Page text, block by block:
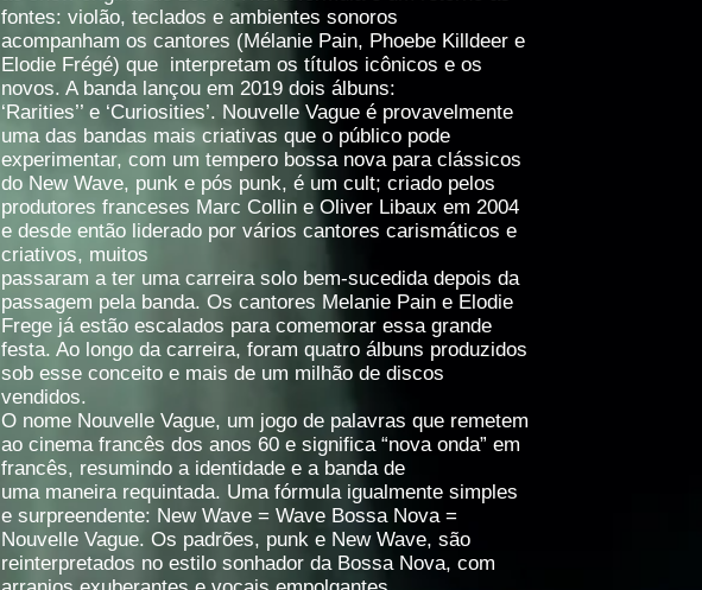
fontes: violão, teclados e ambientes sonoros
acompanham os cantores (Mélanie Pain, Phoebe Killdeer e
Elodie Frégé) que interpretam os títulos icônicos e os
novos. A banda lançou em 2019 dois álbuns:
‘Rarities’’ e ‘Curiosities’. Nouvelle Vague é provavelmente
uma das bandas mais criativas que o público pode
experimentar, com um tempero bossa nova para clássicos
do New Wave, punk e pós punk, é um cult; criado pelos
produtores franceses Marc Collin e Oliver Libaux em 2004
e desde então liderado por vários cantores carismáticos e
criativos, muitos
passaram a ter uma carreira solo bem-sucedida depois da
passagem pela banda. Os cantores Melanie Pain e Elodie
Frege já estão escalados para comemorar essa grande
festa. Ao longo da carreira, foram quatro álbuns produzidos
sob esse conceito e mais de um milhão de discos
vendidos.
O nome Nouvelle Vague, um jogo de palavras que remetem
ao cinema francês dos anos 60 e significa “nova onda” em
francês, resumindo a identidade e a banda de
uma maneira requintada. Uma fórmula igualmente simples
e surpreendente: New Wave = Wave Bossa Nova =
Nouvelle Vague. Os padrões, punk e New Wave, são
reinterpretados no estilo sonhador da Bossa Nova, com